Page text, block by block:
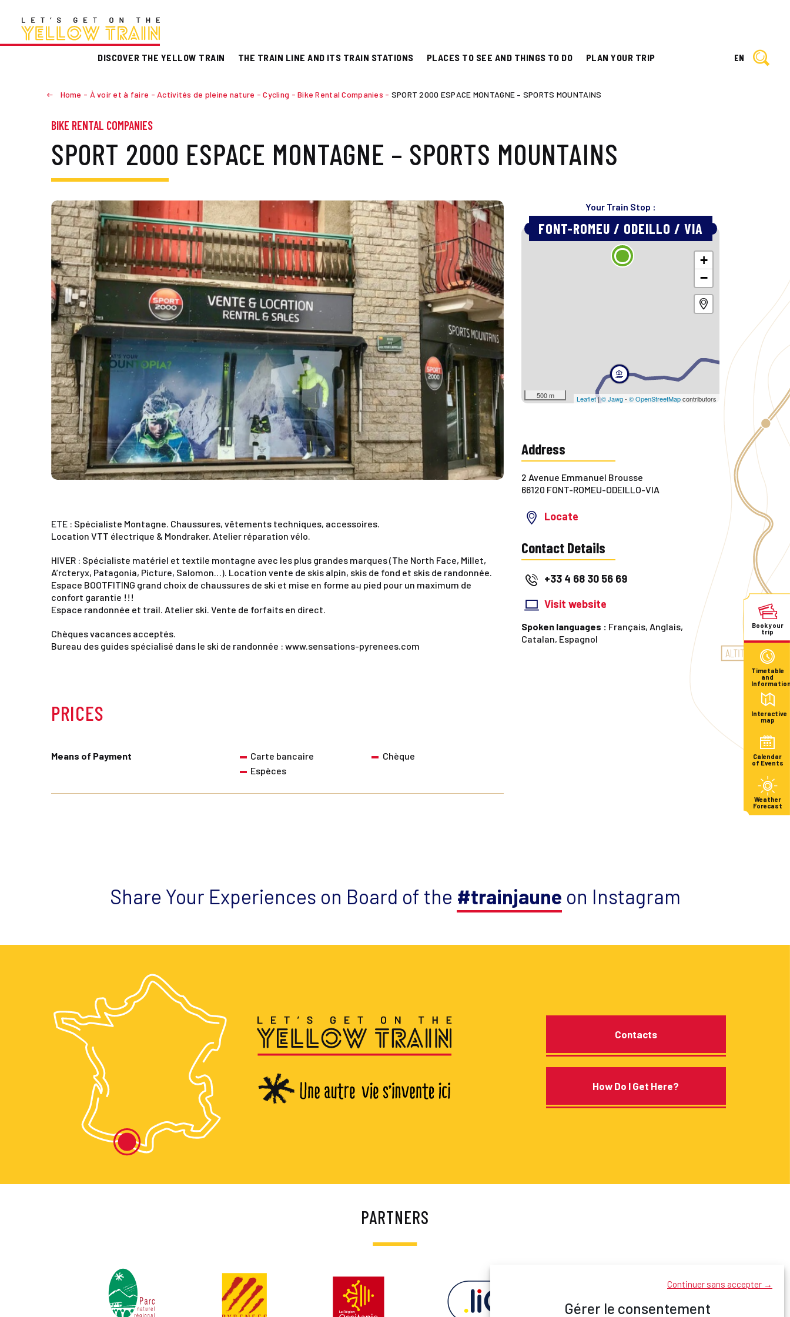
Gérer le consentement
Continuer sans accepter →
DISCOVER THE YELLOW TRAIN THE TRAIN LINE AND ITS TRAIN STATIONS PLACES TO SEE AND THINGS TO DO PLAN YOUR TRIP EN
Book your
trip
Timetable
and
Interactive
map
Calendar
of Events
Weather
Forecast
Home - À voir et à faire - Activités de pleine nature -Cycling -Bike Rental Companies - SPORT 2000 ESPACE MONTAGNE – SPORTS MOUNTAINS
BIKE RENTAL COMPANIES
SPORT 2000 ESPACE MONTAGNE – SPORTS MOUNTAINS
ETE : Spécialiste Montagne. Chaussures, vêtements techniques, accessoires.
Location VTT électrique & Mondraker. Atelier réparation vélo.
HIVER : Spécialiste matériel et textile montagne avec les plus grandes marques (The North Face, Millet,
A’rcteryx, Patagonia, Picture, Salomon…). Location vente de skis alpin, skis de fond et skis de randonnée.
Espace BOOTFITING grand choix de chaussures de ski et mise en forme au pied pour un maximum de
confort garantie !!!
Espace randonnée et trail. Atelier ski. Vente de forfaits en direct.
Chèques vacances acceptés.
Bureau des guides spécialisé dans le ski de randonnée : www.sensations-pyrenees.com
PRICES
Means of Payment Carte bancaire
Chèque
Espèces
Your Train Stop :
FONT-ROMEU / ODEILLO / VIA
+
−
500 m Leaflet|© Jawg- © OpenStreetMapcontributors
Address
2 Avenue Emmanuel Brousse
66120 FONT-ROMEU-ODEILLO-VIA
Locate
Contact Details
+33 4 68 30 56 69
Visit website
Spoken languages : Français, Anglais,
Catalan, Espagnol
Share Your Experiences on Board of the #trainjaune on Instagram
Contacts
How Do I Get Here?
PARTNERS